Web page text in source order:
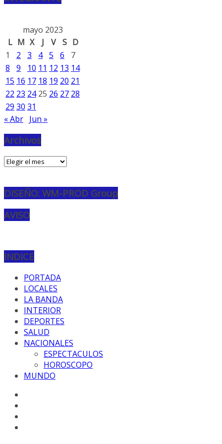
mayo 2023
L M X J V S D
1
2 3 4 5 6
7
8
9 10 11 12 13 14
15 16 17 18 19 20 21
22 23 24 25 26 27 28
29 30 31
« Abr Jun »
Archivos
Archivos
DISEÑO: WM-PROD Group
AVISO
INDICE
PORTADA
LOCALES
LA BANDA
INTERIOR
DEPORTES
SALUD
NACIONALES
ESPECTACULOS
HOROSCOPO
MUNDO